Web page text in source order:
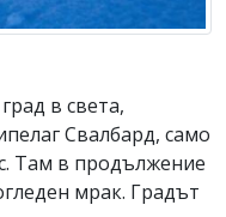
в света,
Свалбард, само
Там в продължение
мрак. Градът